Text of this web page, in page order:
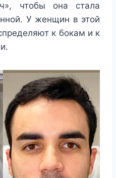
чтобы она стала
У женщин в этой
к бокам и к